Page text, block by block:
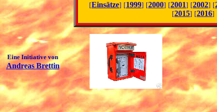
[Einsätze] [1999] [2000] [2001] [2002] [
[2015] [2016]
Eine Initiative von
Andreas Brettin